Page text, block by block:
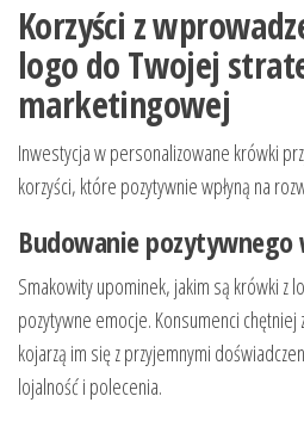
Korzyści z
logo do Twojej
marketingowej
Inwestycja w personalizowane krówki
korzyści, które pozytywnie wpłyną na
Budowanie
Smakowity upominek, jakim są krówki z
pozytywne emocje. Konsumenci
kojarzą im się z przyjemnymi
lojalność i polecenia.